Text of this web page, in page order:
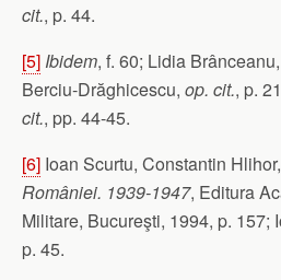
cit., p. 44.
[5] Ibidem, f. 60; Lidia
Berciu‑Drăghicescu, op. cit., p.
cit., pp. 44-45.
[6] Ioan Scurtu, Constantin Hlihor,
României. 1939-1947, Editura
Militare, Bucureşti, 1994, p. 157;
p. 45.